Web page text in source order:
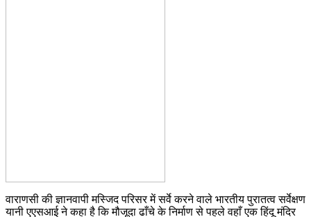
वाराणसी की ज्ञानवापी मस्जिद परिसर में सर्वे करने वाले भारतीय पुरातत्व सर्वेक्षण
यानी एएसआई ने कहा है कि मौजूदा ढाँचे के निर्माण से पहले वहाँ एक हिंदू मंदिर